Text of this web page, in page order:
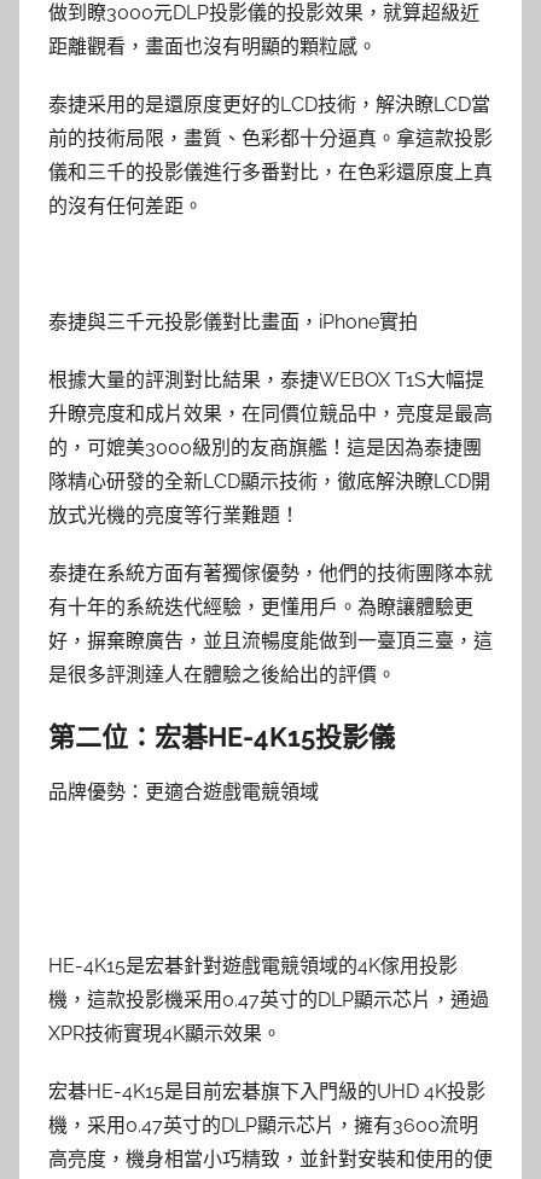
做到瞭3000元DLP投影儀的投影效果，就算超級近
距離觀看，畫面也沒有明顯的顆粒感。
泰捷采用的是還原度更好的LCD技術，解決瞭LCD當
前的技術局限，畫質、色彩都十分逼真。拿這款投影
儀和三千的投影儀進行多番對比，在色彩還原度上真
的沒有任何差距。
泰捷與三千元投影儀對比畫面，iPhone實拍
根據大量的評測對比結果，泰捷WEBOX T1S大幅提
升瞭亮度和成片效果，在同價位競品中，亮度是最高
的，可媲美3000級別的友商旗艦！這是因為泰捷團
隊精心研發的全新LCD顯示技術，徹底解決瞭LCD開
放式光機的亮度等行業難題！
泰捷在系統方面有著獨傢優勢，他們的技術團隊本就
有十年的系統迭代經驗，更懂用戶。為瞭讓體驗更
好，摒棄瞭廣告，並且流暢度能做到一臺頂三臺，這
是很多評測達人在體驗之後給出的評價。
第二位：宏碁HE-4K15投影儀
品牌優勢：更適合遊戲電競領域
HE-4K15是宏碁針對遊戲電競領域的4K傢用投影
機，這款投影機采用0.47英寸的DLP顯示芯片，通過
XPR技術實現4K顯示效果。
宏碁HE-4K15是目前宏碁旗下入門級的UHD 4K投影
機，采用0.47英寸的DLP顯示芯片，擁有3600流明
高亮度，機身相當小巧精致，並針對安裝和使用的便